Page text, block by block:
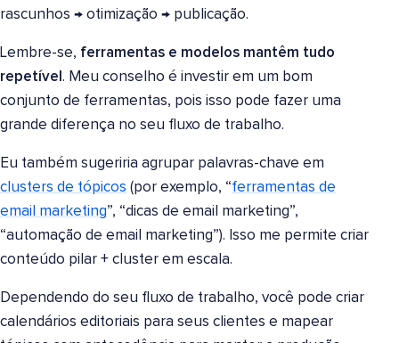
rascunhos → otimização → publicação.
Lembre-se, ferramentas e modelos mantêm tudo
repetível . Meu conselho é investir em um bom
conjunto de ferramentas, pois isso pode fazer uma
grande diferença no seu fluxo de trabalho.
Eu também sugeriria agrupar palavras-chave em
clusters de tópicos (por exemplo, “ferramentas de
email marketing”, “dicas de email marketing”,
“automação de email marketing”). Isso me permite criar
conteúdo pilar + cluster em escala.
Dependendo do seu fluxo de trabalho, você pode criar
calendários editoriais para seus clientes e mapear